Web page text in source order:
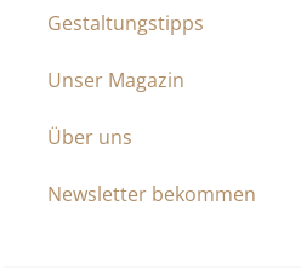
Gestaltungstipps
Unser Magazin
Über uns
Newsletter bekommen